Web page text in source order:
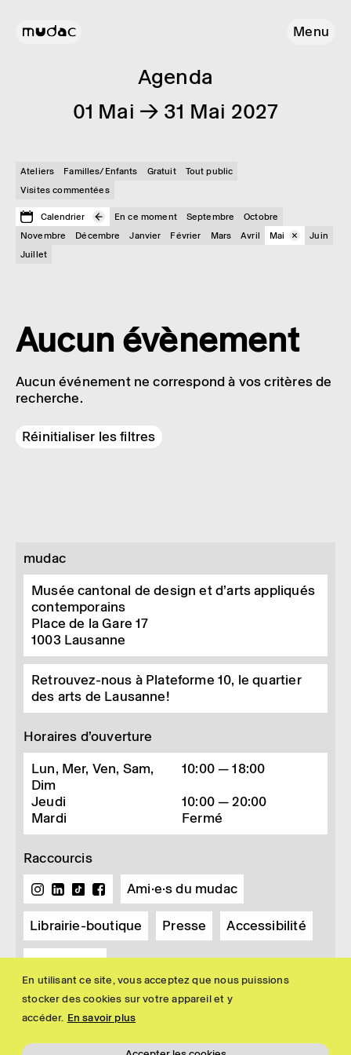
En utilisant ce site, vous acceptez que nous puissions
stocker des cookies sur votre appareil et y
accéder. En savoir plus
Menu
Agenda
01 Mai → 31 Mai 2027
Ateliers Familles/Enfants Gratuit
Tout public
Visites commentées
Calendrier En ce moment Septembre
Octobre
Novembre
Décembre Janvier Février Mars Avril Mai
Juin
Juillet
Aucun évènement
Aucun événement ne correspond à vos critères de
recherche.
Réinitialiser les filtres
mudac
Musée cantonal de design et d’arts appliqués
contemporains
Place de la Gare 17
1003 Lausanne
Retrouvez-nous à Plateforme 10, le quartier
des arts de Lausanne!
Horaires d’ouverture
Lun, Mer, Ven, Sam,
Dim
10:00 — 18:00
Jeudi
10:00 — 20:00
Mardi
Fermé
Raccourcis
Ami·e·s du mudac
Librairie-boutique Presse Accessibilité
Newsletter